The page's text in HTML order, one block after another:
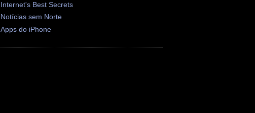
Internet's Best Secrets
Notícias sem Norte
Apps do iPhone